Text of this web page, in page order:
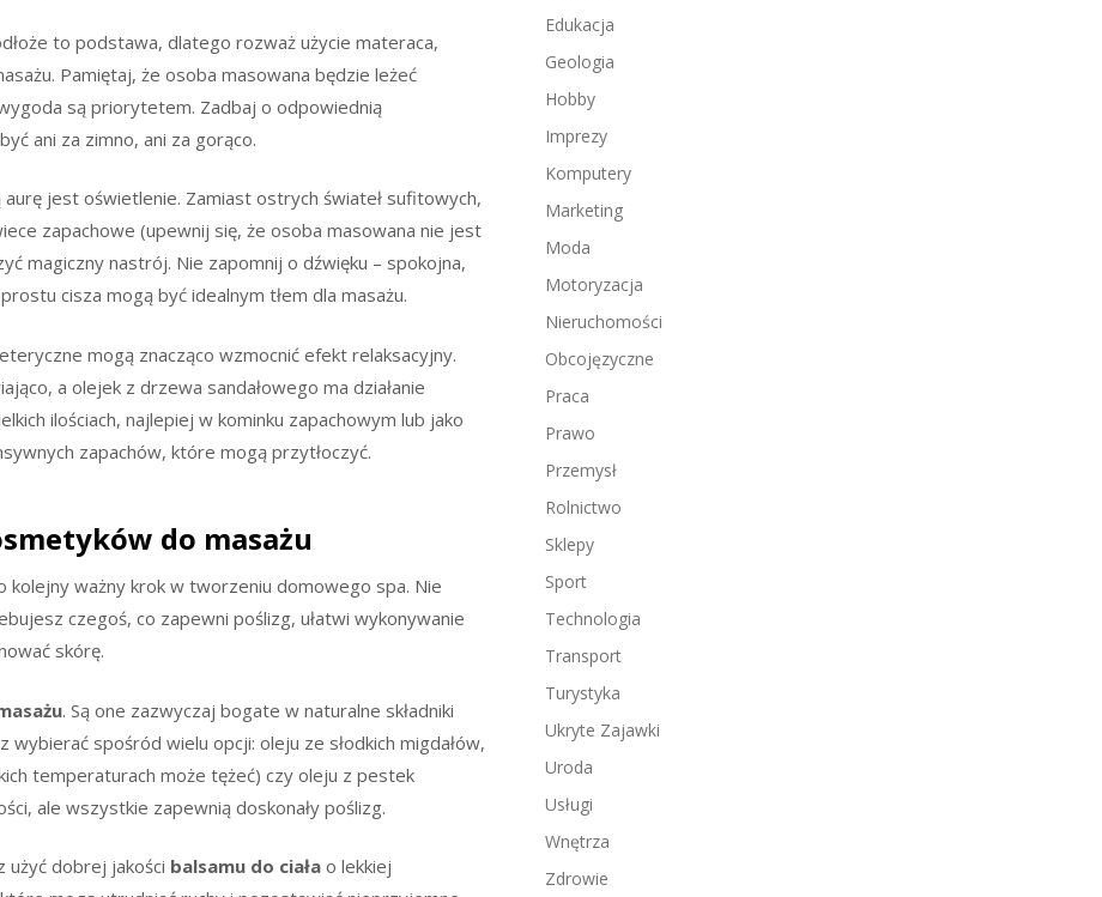
to podstawa, dlatego rozważ użycie materaca,
Pamiętaj, że osoba masowana będzie leżeć
są priorytetem. Zadbaj o odpowiednią
ani za zimno, ani za gorąco.
jest oświetlenie. Zamiast ostrych świateł sufitowych,
zapachowe (upewnij się, że osoba masowana nie jest
magiczny nastrój. Nie zapomnij o dźwięku – spokojna,
cisza mogą być idealnym tłem dla masażu.
mogą znacząco wzmocnić efekt relaksacyjny.
a olejek z drzewa sandałowego ma działanie
ilościach, najlepiej w kominku zapachowym lub jako
zapachów, które mogą przytłoczyć.
do masażu
ważny krok w tworzeniu domowego spa. Nie
czegoś, co zapewni poślizg, ułatwi wykonywanie
skórę.
. Są one zazwyczaj bogate w naturalne składniki
spośród wielu opcji: oleju ze słodkich migdałów,
temperaturach może tężeć) czy oleju z pestek
ale wszystkie zapewnią doskonały poślizg.
użyć dobrej jakości balsamu do ciała o lekkiej
Edukacja
Geologia
Hobby
Imprezy
Komputery
Marketing
Moda
Motoryzacja
Nieruchomości
Obcojęzyczne
Praca
Prawo
Przemysł
Rolnictwo
Sklepy
Sport
Technologia
Transport
Turystyka
Ukryte Zajawki
Uroda
Usługi
Wnętrza
Zdrowie